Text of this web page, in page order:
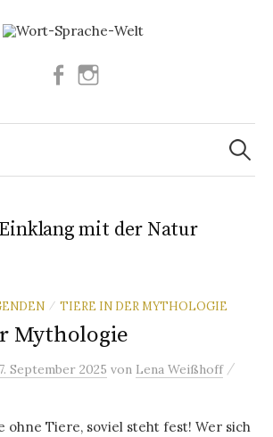
Facebook
Suchen
nach:
Einklang mit der Natur
/ TIERE IN DER MYTHOLOGIE
Mythologie
7. September 2025 von Lena Weißhoff /
ohne Tiere, soviel steht fest! Wer sich